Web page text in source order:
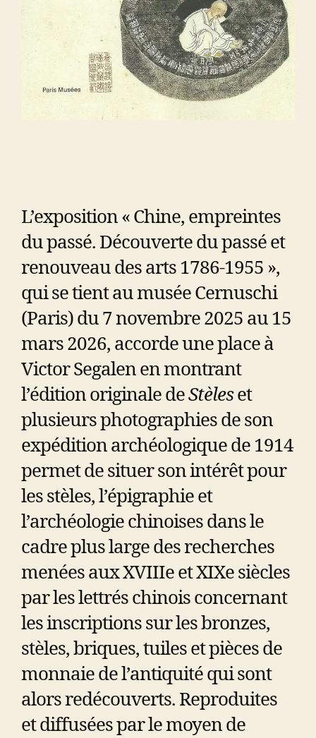
L’exposition « Chine, empreintes
du passé. Découverte du passé et
renouveau des arts 1786-1955 »,
qui se tient au musée Cernuschi
(Paris) du 7 novembre 2025 au 15
mars 2026, accorde une place à
Victor Segalen en montrant
l’édition originale deStèleset
plusieurs photographies de son
expédition archéologique de 1914
permet de situer son intérêt pour
les stèles, l’épigraphie et
l’archéologie chinoises dans le
cadre plus large des recherches
menées aux XVIIIe et XIXe siècles
par les lettrés chinois concernant
les inscriptions sur les bronzes,
stèles, briques, tuiles et pièces de
monnaie de l’antiquité qui sont
alors redécouverts. Reproduites
et diffusées par le moyen de